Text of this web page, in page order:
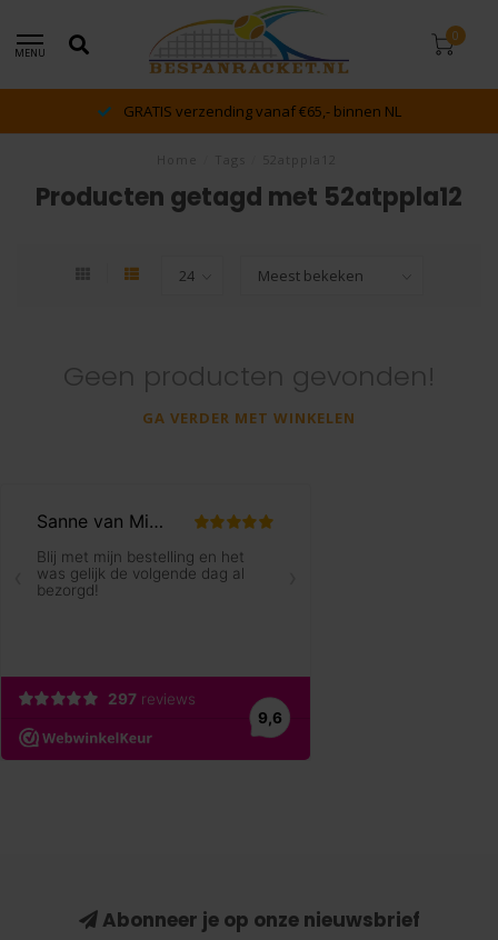
MENU
0
GRATIS verzending vanaf €65,- binnen NL
Producten getagd met 52atppla12
Geen producten gevonden!
GA VERDER MET WINKELEN
Abonneer je op onze nieuwsbrief